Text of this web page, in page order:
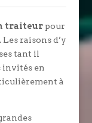
traiteurpour
raisons d’y
tant il
invités en
à